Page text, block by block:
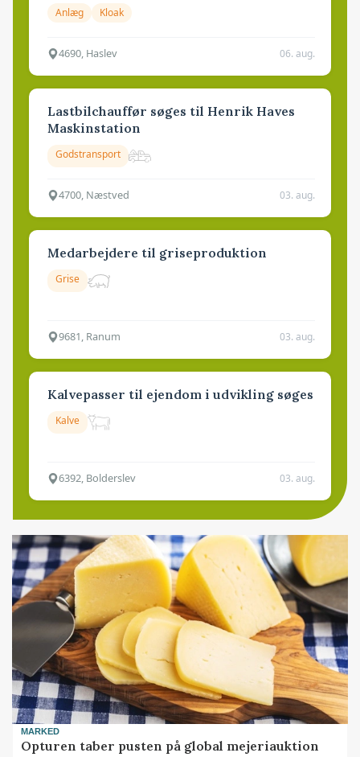
Anlæg Kloak
4690, Haslev 06. aug.
Lastbilchauffør søges til Henrik Haves
Maskinstation
Godstransport
4700, Næstved 03. aug.
Medarbejdere til griseproduktion
Grise
9681, Ranum 03. aug.
Kalvepasser til ejendom i udvikling søges
Kalve
6392, Bolderslev 03. aug.
MARKED
Opturen taber pusten på global mejeriauktion